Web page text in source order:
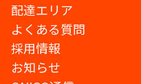
配達エリア
よくある質問
採用情報
お知らせ